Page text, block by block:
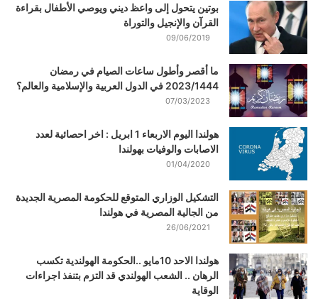
بوتين يتحول إلى واعظ ديني ويوصي الأطفال بقراءة
القرآن والإنجيل والتوراة
09/06/2019
ما أقصر وأطول ساعات الصيام في رمضان
2023/1444 في الدول العربية والإسلامية والعالم؟
07/03/2023
هولندا اليوم الاربعاء 1 ابريل : اخر احصائية لعدد
الاصابات والوفيات بهولندا
01/04/2020
التشكيل الوزاري المتوقع للحكومة المصرية الجديدة
من الجالية المصرية في هولندا
26/06/2021
هولندا الاحد 10مايو ..الحكومة الهولندية تكسب
الرهان .. الشعب الهولندي قد التزم بتنفذ اجراءات
الوقاية